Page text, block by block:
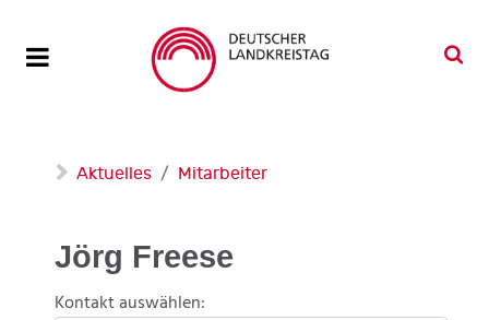
Aktuelles Mitarbeiter
Jörg Freese
Kontakt auswählen: